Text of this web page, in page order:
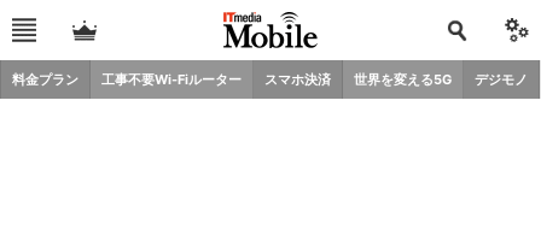
料金プラン 工事不要Wi-Fiルーター スマホ決済 世界を変える5G デジモノ